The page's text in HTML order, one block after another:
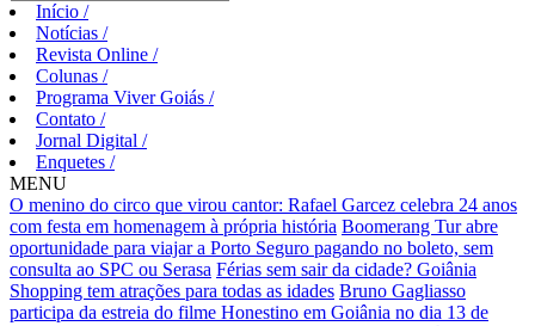
Início /
Notícias /
Revista Online /
Colunas /
Programa Viver Goiás /
Contato /
Jornal Digital /
Enquetes /
MENU
O menino do circo que virou cantor: Rafael Garcez celebra 24 anos
com festa em homenagem à própria história Boomerang Tur abre
oportunidade para viajar a Porto Seguro pagando no boleto, sem
consulta ao SPC ou Serasa Férias sem sair da cidade? Goiânia
Shopping tem atrações para todas as idades Bruno Gagliasso
participa da estreia do filme Honestino em Goiânia no dia 13 de